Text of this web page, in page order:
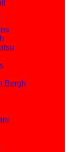
Bergh